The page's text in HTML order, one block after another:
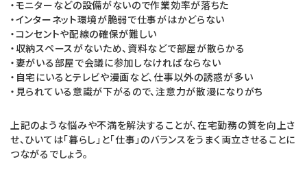
・モニターなどの設備がないので作業効率が落ちた
・インターネット環境が脆弱で仕事がはかどらない
・コンセントや配線の確保が難しい
・収納スペースがないため、資料などで部屋が散らかる
・妻がいる部屋で会議に参加しなければならない
・自宅にいるとテレビや漫画など、仕事以外の誘惑が多い
・見られている意識が下がるので、注意力が散漫になりがち
上記のような悩みや不満を解決することが、在宅勤務の質を向上さ
せ、ひいては「暮らし」と「仕事」のバランスをうまく両立させることに
つながるでしょう。